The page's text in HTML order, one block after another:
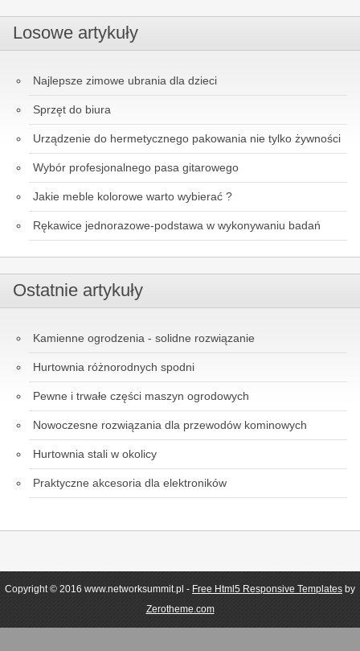
Losowe artykuły
Najlepsze zimowe ubrania dla dzieci
Sprzęt do biura
Urządzenie do hermetycznego pakowania nie tylko żywności
Wybór profesjonalnego pasa gitarowego
Jakie meble kolorowe warto wybierać ?
Rękawice jednorazowe-podstawa w wykonywaniu badań
Ostatnie artykuły
Kamienne ogrodzenia - solidne rozwiązanie
Hurtownia różnorodnych spodni
Pewne i trwałe części maszyn ogrodowych
Nowoczesne rozwiązania dla przewodów kominowych
Hurtownia stali w okolicy
Praktyczne akcesoria dla elektroników
Copyright © 2016 www.networksummit.pl - Free Html5 Responsive Templates by
Zerotheme.com